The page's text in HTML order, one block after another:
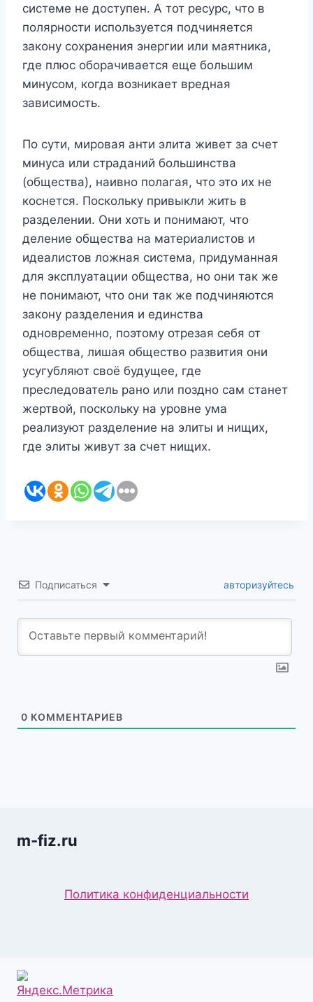
системе не доступен. А тот ресурс, что в
полярности используется подчиняется
закону сохранения энергии или маятника,
где плюс оборачивается еще большим
минусом, когда возникает вредная
зависимость.
По сути, мировая анти элита живет за счет
минуса или страданий большинства
(общества), наивно полагая, что это их не
коснется. Поскольку привыкли жить в
разделении. Они хоть и понимают, что
деление общества на материалистов и
идеалистов ложная система, придуманная
для эксплуатации общества, но они так же
не понимают, что они так же подчиняются
закону разделения и единства
одновременно, поэтому отрезая себя от
общества, лишая общество развития они
усугубляют своё будущее, где
преследователь рано или поздно сам станет
жертвой, поскольку на уровне ума
реализуют разделение на элиты и нищих,
где элиты живут за счет нищих.
Подписаться авторизуйтесь
0 КОММЕНТАРИЕВ
m-fiz.ru
Политика конфиденциальности